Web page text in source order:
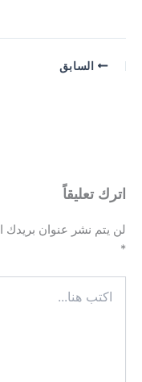
السابق
اترك تعليقاً
لن يتم نشر عنوان بريدك
*
هنا...